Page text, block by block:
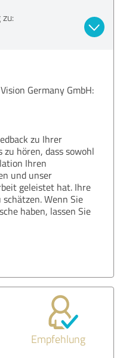
Germany GmbH:
zu Ihrer
hören, dass sowohl
Ihren
und unser
geleistet hat. Ihre
Wenn Sie
haben, lassen Sie
Empfehlung